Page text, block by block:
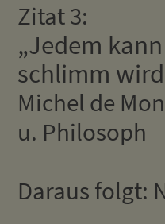
Zitat 3:
„Jedem
schlimm
Michel de
u. Philosoph
Daraus folgt: